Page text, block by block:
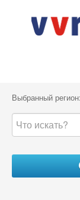
Выбранный регион: